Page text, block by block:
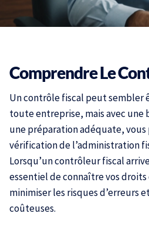
Comprendre Le
Un contrôle fiscal peut sembler
toute entreprise, mais avec une
une préparation adéquate,
vérification de l’administration
Lorsqu’un contrôleur fiscal
essentiel de connaître vos
minimiser les risques d’erreurs
coûteuses.